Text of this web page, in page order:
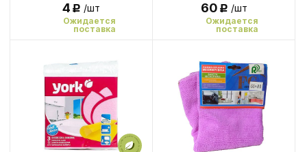
4Р /шт
Ожидается
поставка
60Р /шт
Ожидается
поставка